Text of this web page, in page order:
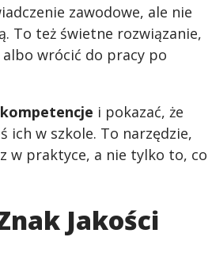
zawodowe, ale nie
To też świetne rozwiązanie,
wrócić do pracy po
i pokazać, że
ich w szkole. To narzędzie,
w praktyce, a nie tylko to, co
Jakości